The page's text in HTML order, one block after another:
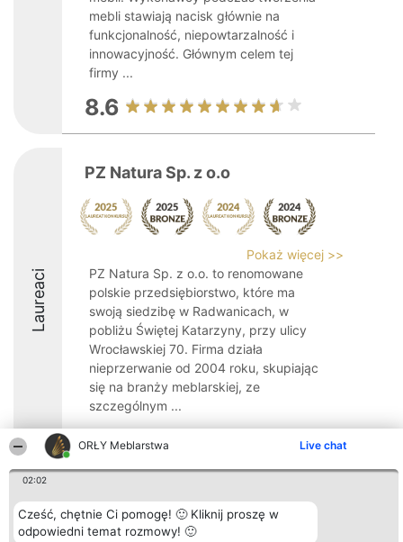
ORŁY Meblarstwa Live chat
02:02
Cześć, chętnie Ci pomogę! 🙂 Kliknij proszę w
odpowiedni temat rozmowy! 🙂
mebli stawiają nacisk głównie na
funkcjonalność, niepowtarzalność i
innowacyjność. Głównym celem tej
firmy ...
8.6
Laureaci
PZ Natura Sp. z o.o
Pokaż więcej >>
PZ Natura Sp. z o.o. to renomowane
polskie przedsiębiorstwo, które ma
swoją siedzibę w Radwanicach, w
pobliżu Świętej Katarzyny, przy ulicy
Wrocławskiej 70. Firma działa
nieprzerwanie od 2004 roku, skupiając
się na branży meblarskiej, ze
szczególnym ...
8.6
Organizator plebiscytu
Bright Side Solutions sp. z o.
o. sp. k.
Plebiscyt
Laureaci
Lista
Kontakt
Kontakt